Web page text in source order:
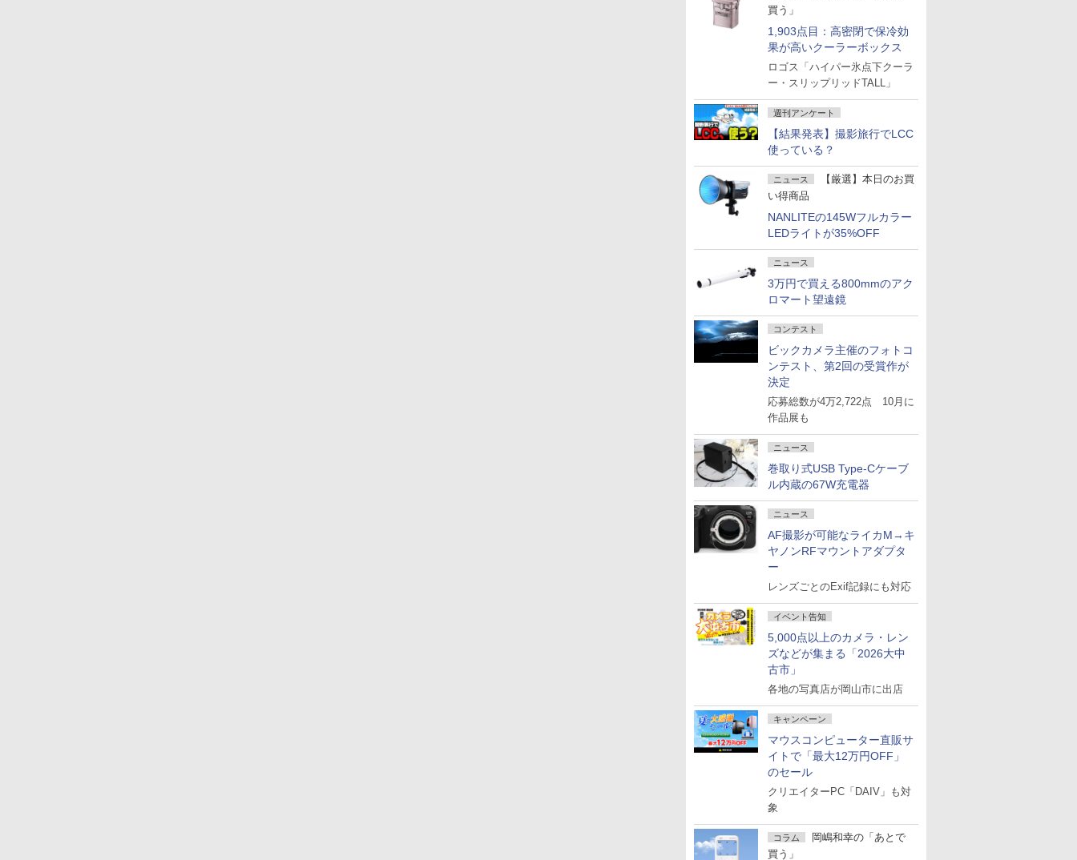
買う」
1,903点目：高密閉で保冷効
果が高いクーラーボックス
ロゴス「ハイパー氷点下クーラ
ー・スリップリッドTALL」
週刊アンケート
【結果発表】撮影旅行でLCC
使っている？
ニュース
【厳選】本日のお買
い得商品
NANLITEの145Wフルカラー
LEDライトが35%OFF
ニュース
3万円で買える800mmのアク
ロマート望遠鏡
コンテスト
ビックカメラ主催のフォトコ
ンテスト、第2回の受賞作が
決定
応募総数が4万2,722点 10月に
作品展も
ニュース
巻取り式USB Type-Cケーブ
ル内蔵の67W充電器
ニュース
AF撮影が可能なライカM→キ
ヤノンRFマウントアダプタ
ー
レンズごとのExif記録にも対応
イベント告知
5,000点以上のカメラ・レン
ズなどが集まる「2026大中
古市」
各地の写真店が岡山市に出店
キャンペーン
マウスコンピューター直販サ
イトで「最大12万円OFF」
のセール
クリエイターPC「DAIV」も対
象
コラム
岡嶋和幸の「あとで
買う」